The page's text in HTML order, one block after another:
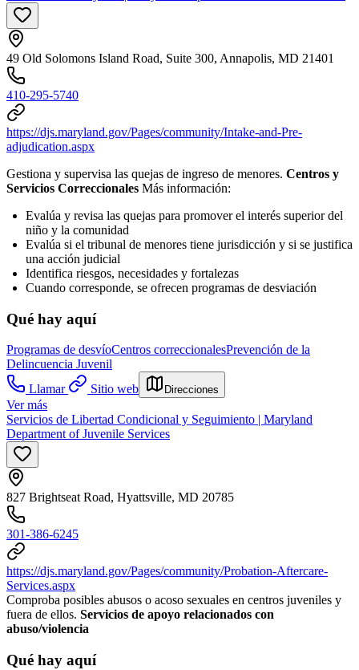
49 Old Solomons Island Road, Suite 300, Annapolis, MD 21401
410-295-5740
https://djs.maryland.gov/Pages/community/Intake-and-Pre-
adjudication.aspx
Gestiona y supervisa las quejas de ingreso de menores. Centros y
Servicios Correccionales Más información:
Evalúa y revisa las quejas para promover el interés superior del
niño y la comunidad
Evalúa si el tribunal de menores tiene jurisdicción y si se justifica
una acción judicial
Identifica riesgos, necesidades y fortalezas
Cuando corresponde, se ofrecen programas de desviación
Qué hay aquí
Programas de desvíoCentros correccionalesPrevención de la
Delincuencia Juvenil
Llamar
Sitio web Direcciones
Ver más
Servicios de Libertad Condicional y Seguimiento | Maryland
Department of Juvenile Services
827 Brightseat Road, Hyattsville, MD 20785
301-386-6245
https://djs.maryland.gov/Pages/community/Probation-Aftercare-
Services.aspx
Comproba posibles abusos o acoso sexuales en centros juveniles y
fuera de ellos. Servicios de apoyo relacionados con
abuso/violencia
Qué hay aquí